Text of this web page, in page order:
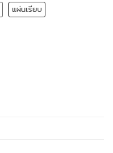
แผ่นเรียบ